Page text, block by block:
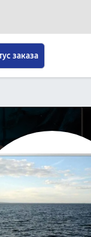
заказа